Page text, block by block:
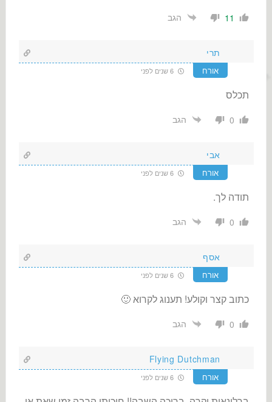
11 הגב
תרי
אורח
תכלס
0 הגב
אבי
אורח
תודה לך.
0 הגב
אסף
אורח
כתוב קצר וקולע! תענוג לקרוא 🙂
0 הגב
Flying Dutchman
אורח